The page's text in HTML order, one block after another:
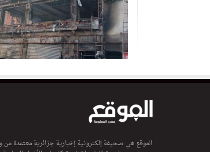
الموقع هي صحيفة إلكترونية إخبارية جزائرية معتمدة